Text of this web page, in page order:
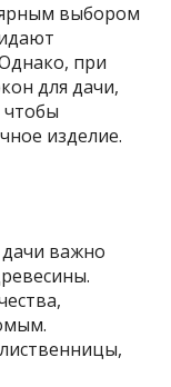
выбором
при
для дачи,
чтобы
изделие.
важно